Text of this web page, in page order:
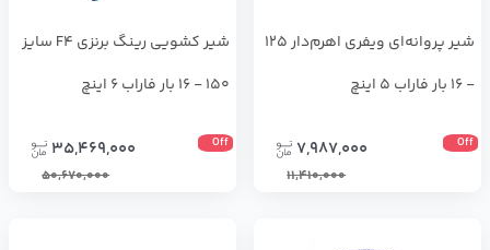
شیر پروانه‌ای ویفری اهرم‌دار 125
- 16 بار فاراب 5 اینچ
Off
7,987,000
11,410,000
شیر کشویی رینگ برنزی F4 سایز
150 - 16 بار فاراب 6 اینچ
Off
35,469,000
50,670,000